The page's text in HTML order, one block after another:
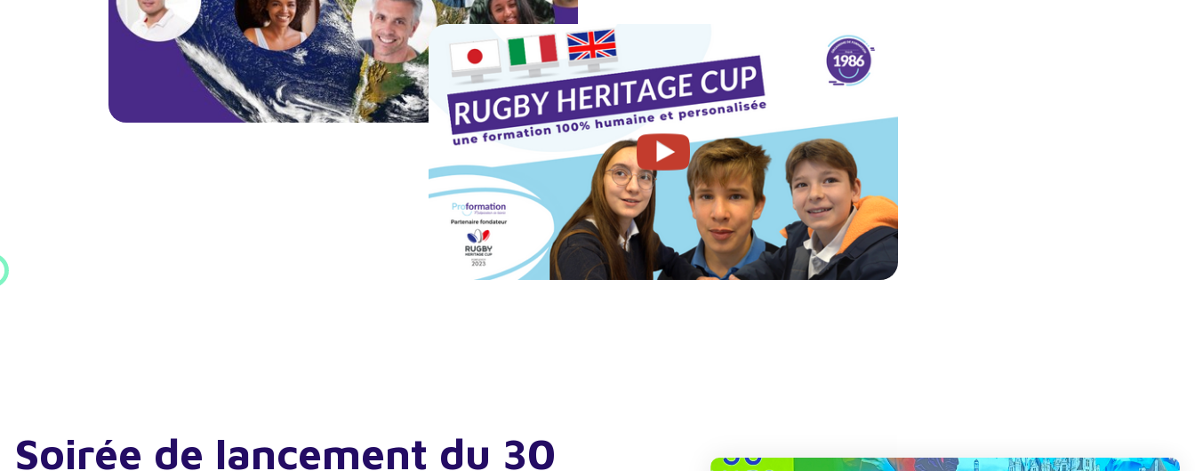
Soirée de lancement du 30